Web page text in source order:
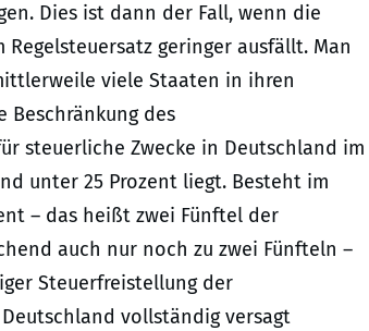
Dies ist dann der Fall, wenn die
geringer ausfällt. Man
viele Staaten in ihren
Beschränkung des
steuerliche Zwecke in Deutschland im
unter 25 Prozent liegt. Besteht im
– das heißt zwei Fünftel der
auch nur noch zu zwei Fünfteln –
Steuerfreistellung der
vollständig versagt